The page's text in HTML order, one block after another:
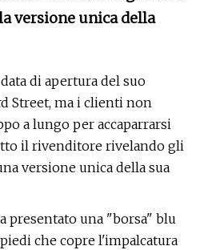
versione unica della
di apertura del suo
Street, ma i clienti non
a lungo per accaparrarsi
il rivenditore rivelando gli
versione unica della sua
presentato una "borsa" blu
che copre l'impalcatura